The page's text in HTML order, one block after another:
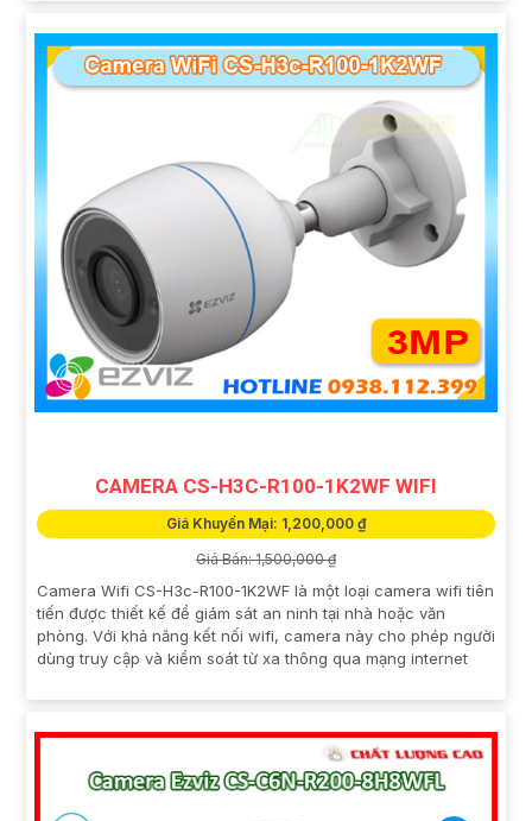
CAMERA CS-H3C-R100-1K2WF WIFI
Giá Khuyến Mại: 1,200,000 ₫
Giá Bán: 1,500,000 ₫
Camera Wifi CS-H3c-R100-1K2WF là một loại camera wifi tiên
tiến được thiết kế để giám sát an ninh tại nhà hoặc văn
phòng. Với khả năng kết nối wifi, camera này cho phép người
dùng truy cập và kiểm soát từ xa thông qua mạng internet